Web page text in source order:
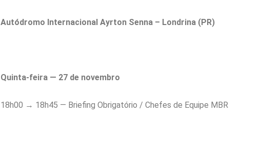
Autódromo Internacional Ayrton Senna – Londrina (PR)
Quinta-feira — 27 de novembro
18h00 → 18h45 — Briefing Obrigatório / Chefes de Equipe MBR